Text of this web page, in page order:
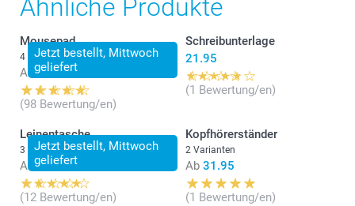
Ähnliche Produkte
Jetzt bestellt, Mittwoch
geliefert
Mousepad
4 Varianten
Ab 14.95
(98 Bewertung/en)
Schreibunterlage
21.95
(1 Bewertung/en)
Jetzt bestellt, Mittwoch
geliefert
Leinentasche
3 Varianten
Ab 16.95
(12 Bewertung/en)
Kopfhörerständer
2 Varianten
Ab 31.95
(1 Bewertung/en)